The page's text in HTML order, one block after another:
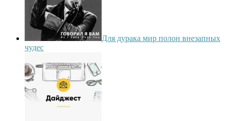
Для дурака мир полон внезапных
чудес